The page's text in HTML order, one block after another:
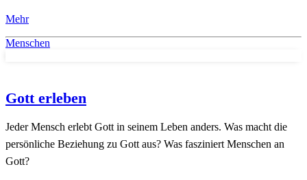
Mehr
Menschen
Gott erleben
Jeder Mensch erlebt Gott in seinem Leben anders. Was macht die
persönliche Beziehung zu Gott aus? Was fasziniert Menschen an
Gott?